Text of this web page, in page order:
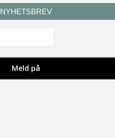
NYHETSBREV